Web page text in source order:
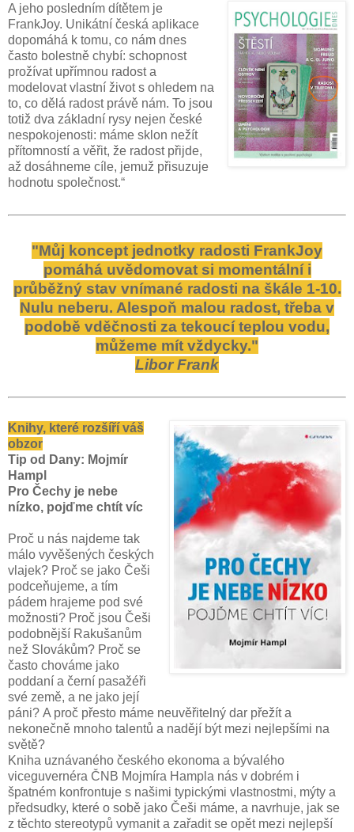
A jeho posledním dítětem je
FrankJoy. Unikátní česká aplikace
dopomáhá k tomu, co nám dnes
často bolestně chybí: schopnost
prožívat upřímnou radost a
modelovat vlastní život s ohledem na
to, co dělá radost právě nám. To jsou
totiž dva základní rysy nejen české
nespokojenosti: máme sklon nežít
přítomností a věřit, že radost přijde,
až dosáhneme cíle, jemuž přisuzuje
hodnotu společnost.“
"Můj koncept jednotky radosti FrankJoy
pomáhá uvědomovat si momentální i
průběžný stav vnímané radosti na škále 1-10.
Nulu neberu. Alespoň malou radost, třeba v
podobě vděčnosti za tekoucí teplou vodu,
můžeme mít vždycky."
Libor Frank
Knihy, které rozšíří váš
obzor
Tip od Dany: Mojmír
Hampl
Pro Čechy je nebe
nízko, pojďme chtít víc
Proč u nás najdeme tak
málo vyvěšených českých
vlajek? Proč se jako Češi
podceňujeme, a tím
pádem hrajeme pod své
možnosti? Proč jsou Češi
podobnější Rakušanům
než Slovákům? Proč se
často chováme jako
poddaní a černí pasažéři
své země, a ne jako její
páni? A proč přesto máme neuvěřitelný dar přežít a
nekonečně mnoho talentů a nadějí být mezi nejlepšími na
světě?
Kniha uznávaného českého ekonoma a bývalého
viceguvernéra ČNB Mojmíra Hampla nás v dobrém i
špatném konfrontuje s našimi typickými vlastnostmi, mýty a
předsudky, které o sobě jako Češi máme, a navrhuje, jak se
z těchto stereotypů vymanit a zařadit se opět mezi nejlepší